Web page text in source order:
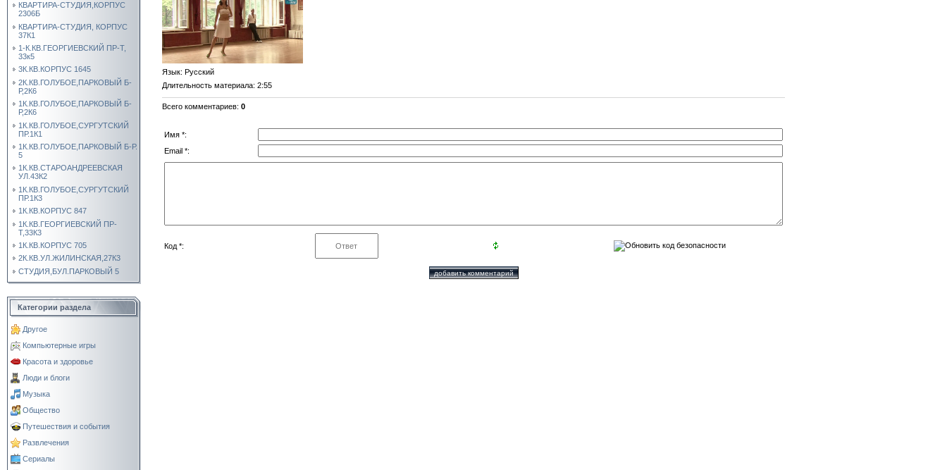
КВАРТИРА-СТУДИЯ,КОРПУС
2306Б
КВАРТИРА-СТУДИЯ, КОРПУС
37К1
1-К.КВ.ГЕОРГИЕВСКИЙ ПР-Т,
33к5
3К.КВ.КОРПУС 1645
2К.КВ.ГОЛУБОЕ,ПАРКОВЫЙ Б-
Р,2К6
1К.КВ.ГОЛУБОЕ,ПАРКОВЫЙ Б-
Р,2К6
1К.КВ.ГОЛУБОЕ,СУРГУТСКИЙ
ПР.1К1
1К.КВ.ГОЛУБОЕ,ПАРКОВЫЙ Б-Р.
5
1К.КВ.СТАРОАНДРЕЕВСКАЯ
УЛ.43К2
1К.КВ.ГОЛУБОЕ,СУРГУТСКИЙ
ПР.1К3
1К.КВ.КОРПУС 847
1К.КВ.ГЕОРГИЕВСКИЙ ПР-
Т,33К3
1К.КВ.КОРПУС 705
2К.КВ.УЛ.ЖИЛИНСКАЯ,27К3
СТУДИЯ,БУЛ.ПАРКОВЫЙ 5
Категории раздела
Другое
Компьютерные игры
Красота и здоровье
Люди и блоги
Музыка
Общество
Путешествия и события
Развлечения
Сериалы
Язык: Русский
Длительность материала: 2:55
Всего комментариев: 0
Имя *:
Email *:
Код *: